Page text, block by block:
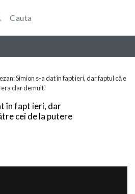
Simion s-a dat în fapt ieri, dar faptul că e
clar demult!
în fapt ieri, dar
cei de la putere